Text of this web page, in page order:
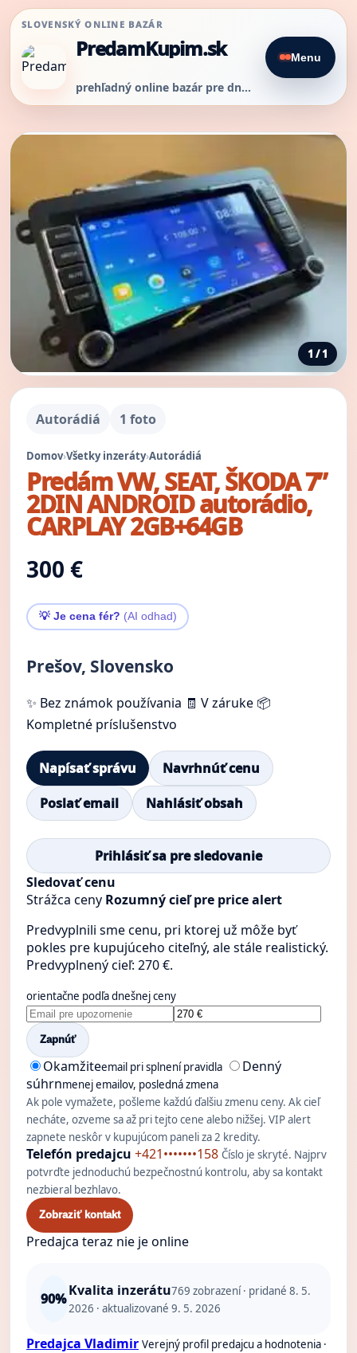
SLOVENSKÝ ONLINE BAZÁR
PredamKupim.sk
prehľadný online bazár pre dnešný predaj
Menu
1 / 1
Autorádiá 1 foto
Domov›Všetky inzeráty›Autorádiá
Predám VW, SEAT, ŠKODA 7”
2DIN ANDROID autorádio,
CARPLAY 2GB+64GB
300 €
💡 Je cena fér? (AI odhad)
Prešov, Slovensko
✨ Bez známok používania 🧾 V záruke 📦
Kompletné príslušenstvo
Napísať správu
Navrhnúť cenu
Poslať email
Nahlásiť obsah
Prihlásiť sa pre sledovanie
Sledovať cenu
Strážca ceny Rozumný cieľ pre price alert
Predvyplnili sme cenu, pri ktorej už môže byť
pokles pre kupujúceho citeľný, ale stále realistický.
Predvyplnený cieľ: 270 €.
orientačne podľa dnešnej ceny
Zapnúť
Okamžiteemail pri splnení pravidla
Denný
súhrnmenej emailov, posledná zmena
Ak pole vymažete, pošleme každú ďalšiu zmenu ceny. Ak cieľ
necháte, ozveme sa až pri tejto cene alebo nižšej. VIP alert
zapnete neskôr v kupujúcom paneli za 2 kredity.
Telefón predajcu +421•••••••158 Číslo je skryté. Najprv
potvrďte jednoduchú bezpečnostnú kontrolu, aby sa kontakt
nezbieral bezhlavo.
Zobraziť kontakt
Predajca teraz nie je online
90%Kvalita inzerátu769 zobrazení · pridané 8. 5.
2026 · aktualizované 9. 5. 2026
Predajca Vladimir Verejný profil predajcu a hodnotenia ·